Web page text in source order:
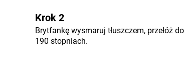
Krok 2
Brytfankę wysmaruj tłuszczem, przełóż
190 stopniach.